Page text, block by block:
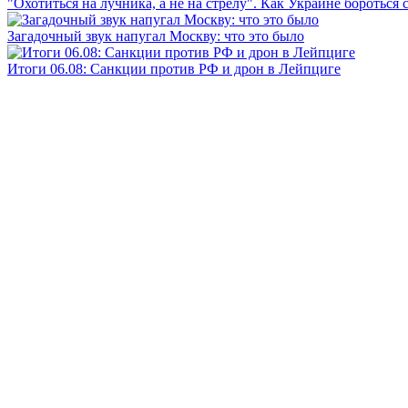
Загадочный звук напугал Москву: что это было
Итоги 06.08: Санкции против РФ и дрон в Лейпциге